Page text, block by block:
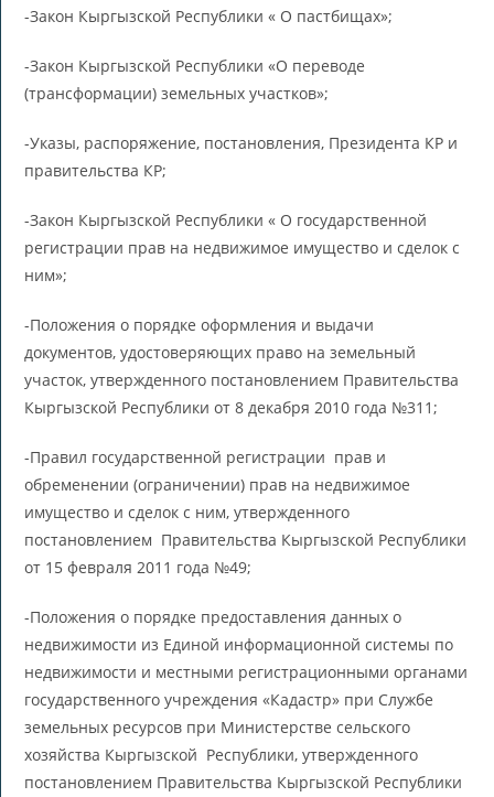
-Закон Кыргызской Республики « О пастбищах»;
-Закон Кыргызской Республики «О переводе
(трансформации) земельных участков»;
-Указы, распоряжение, постановления, Президента КР и
правительства КР;
-Закон Кыргызской Республики « О государственной
регистрации прав на недвижимое имущество и сделок с
ним»;
-Положения о порядке оформления и выдачи
документов, удостоверяющих право на земельный
участок, утвержденного постановлением Правительства
Кыргызской Республики от 8 декабря 2010 года №311;
-Правил государственной регистрации прав и
обременении (ограничении) прав на недвижимое
имущество и сделок с ним, утвержденного
постановлением Правительства Кыргызской Республики
от 15 февраля 2011 года №49;
-Положения о порядке предоставления данных о
недвижимости из Единой информационной системы по
недвижимости и местными регистрационными органами
государственного учреждения «Кадастр» при Службе
земельных ресурсов при Министерстве сельского
хозяйства Кыргызской Республики, утвержденного
постановлением Правительства Кыргызской Республики